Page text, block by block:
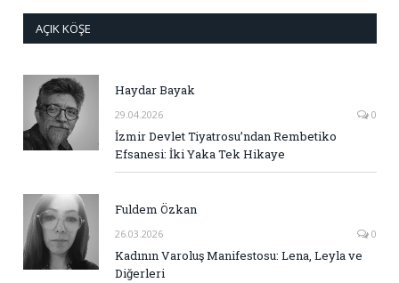
AÇIK KÖŞE
Haydar Bayak
29.04.2026 0
İzmir Devlet Tiyatrosu’ndan Rembetiko
Efsanesi: İki Yaka Tek Hikaye
Fuldem Özkan
26.03.2026 0
Kadının Varoluş Manifestosu: Lena, Leyla ve
Diğerleri